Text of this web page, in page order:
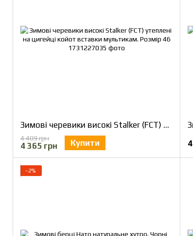
Зимові черевики високі Stalker (FCT) утеплені на цигейці койот вставки мультикам. Розмір 46
4 409 грн
4 365 грн Купити
−2%